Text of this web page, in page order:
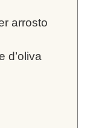
arrosto
d’oliva